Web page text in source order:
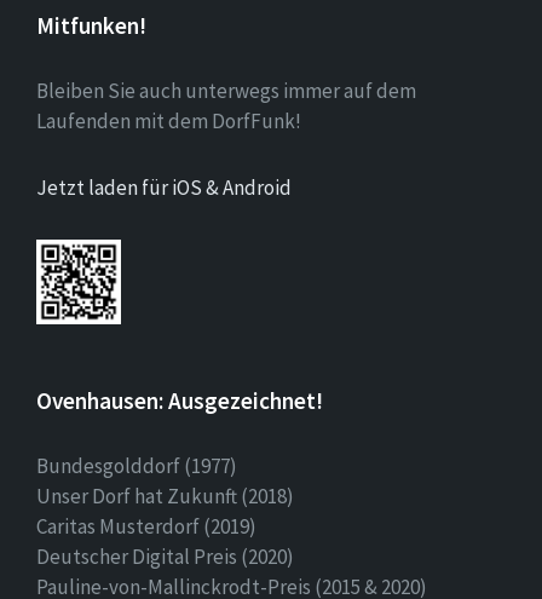
Mitfunken!
Bleiben Sie auch unterwegs immer auf dem
Laufenden mit dem DorfFunk!
Jetzt laden für iOS & Android
Ovenhausen: Ausgezeichnet!
Bundesgolddorf (1977)
Unser Dorf hat Zukunft (2018)
Caritas Musterdorf (2019)
Deutscher Digital Preis (2020)
Pauline-von-Mallinckrodt-Preis (2015 & 2020)